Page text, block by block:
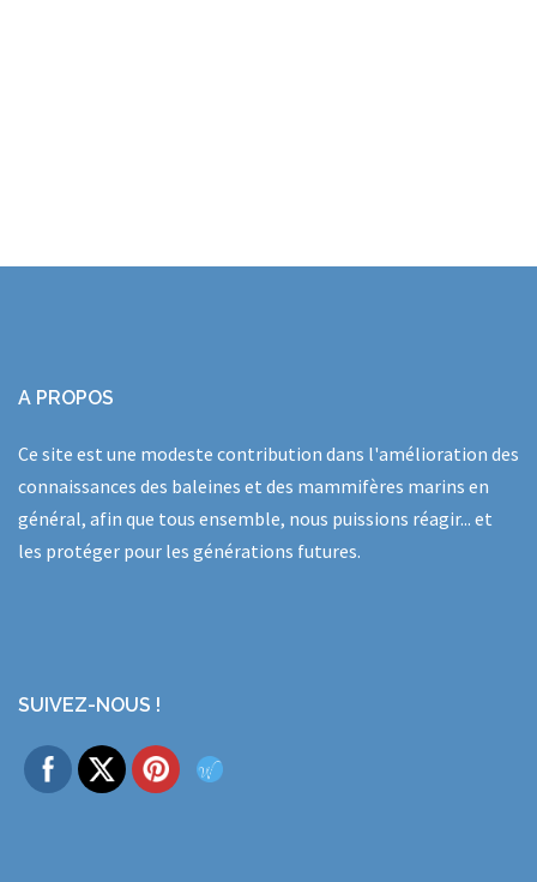
A PROPOS
Ce site est une modeste contribution dans l'amélioration des
connaissances des baleines et des mammifères marins en
général, afin que tous ensemble, nous puissions réagir... et
les protéger pour les générations futures.
SUIVEZ-NOUS !